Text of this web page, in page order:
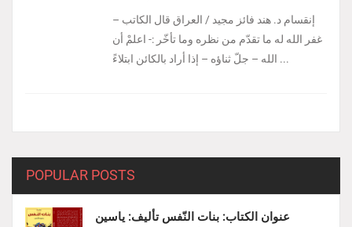
إنقسام د. هند فائز مجيد / العراق ‏قال الكاتب –
غفر الله له ما تقدّم من نظره وما تأخّر :- ‏اعلمْ أن
الله – جلّ ثناؤه – إذا أراد بالكائن ابتلاءً ...
POPULAR POSTS
عنوان الكتاب: بنات النّفس تأليف: ياسين